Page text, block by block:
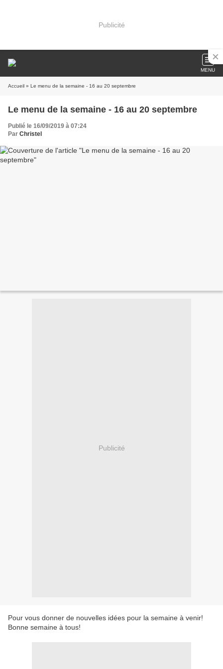
Publicité
MENU
Accueil » Le menu de la semaine - 16 au 20 septembre
Le menu de la semaine - 16 au 20 septembre
Publié le 16/09/2019 à 07:24
Par Christel
Publicité
Pour vous donner de nouvelles idées pour la semaine à venir!
Bonne semaine à tous!